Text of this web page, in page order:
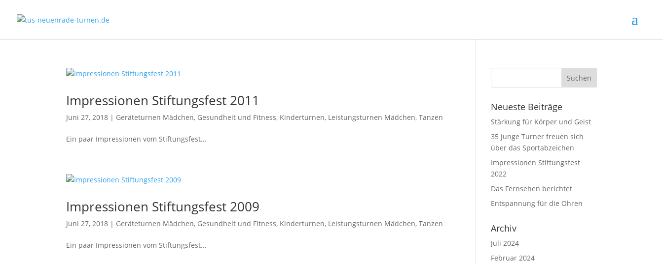
Impressionen Stiftungsfest 2011
Juni 27, 2018 | Geräteturnen Mädchen, Gesundheit und Fitness, Kinderturnen, Leistungsturnen Mädchen,Tanzen
Ein paar Impressionen vom Stiftungsfest...
Impressionen Stiftungsfest 2009
Juni 27, 2018 | Geräteturnen Mädchen, Gesundheit und Fitness, Kinderturnen, Leistungsturnen Mädchen,Tanzen
Ein paar Impressionen vom Stiftungsfest...
Neueste Beiträge
Stärkung für Körper und Geist
35 junge Turner freuen sich
über das Sportabzeichen
Impressionen Stiftungsfest
2022
Das Fernsehen berichtet
Entspannung für die Ohren
Archiv
Juli 2024
Februar 2024